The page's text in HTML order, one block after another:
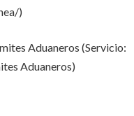
)
Aduaneros (Servicio:
Aduaneros)